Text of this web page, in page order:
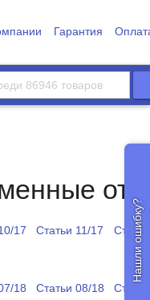
Гарантия
17 Статьи 11/17
18 Статьи 08/18
Нашли ошибку?